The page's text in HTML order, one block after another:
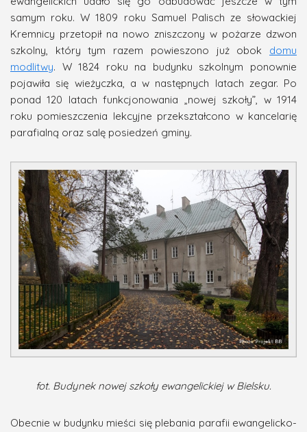
samym roku. W 1809 roku Samuel Palisch ze słowackiej
Kremnicy przetopił na nowo zniszczony w pożarze dzwon
szkolny, który tym razem powieszono już obok domu
modlitwy. W 1824 roku na budynku szkolnym ponownie
pojawiła się wieżyczka, a w następnych latach zegar. Po
ponad 120 latach funkcjonowania „nowej szkoły”, w 1914
roku pomieszczenia lekcyjne przekształcono w kancelarię
parafialną oraz salę posiedzeń gminy.
fot. Budynek nowej szkoły ewangelickiej w Bielsku.
Obecnie w budynku mieści się plebania parafii ewangelicko-